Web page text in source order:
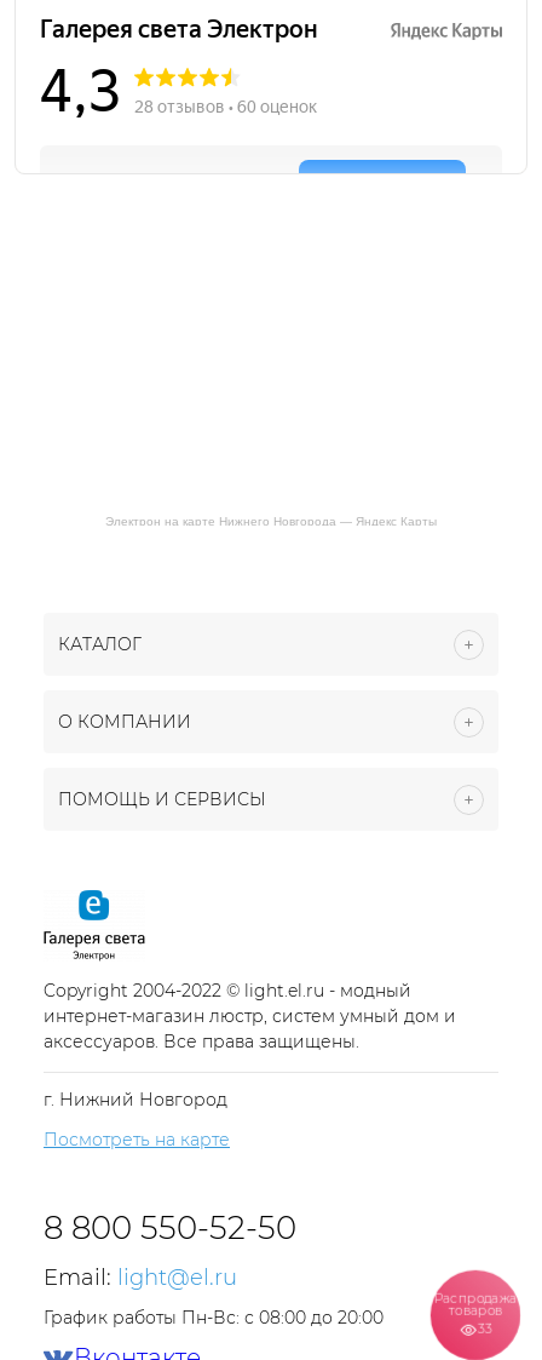
Электрон на карте Нижнего Новгорода — Яндекс Карты
КАТАЛОГ
О КОМПАНИИ
ПОМОЩЬ И СЕРВИСЫ
Copyright 2004-2022 © light.el.ru - модный
интернет-магазин люстр, систем умный дом и
аксессуаров. Все права защищены.
г. Нижний Новгород
Посмотреть на карте
8 800 550-52-50
Email: light@el.ru
График работы Пн-Вс: с 08:00 до 20:00
Распродажа
товаров
33